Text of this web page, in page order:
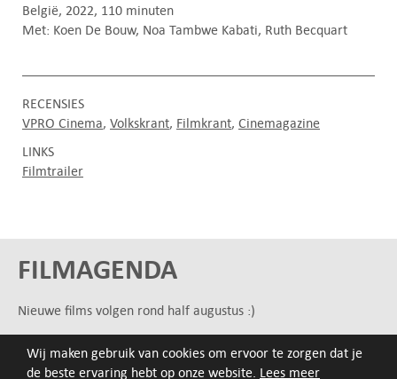
Wij maken gebruik van cookies om ervoor te zorgen dat je
de beste ervaring hebt op onze website. Lees meer
België, 2022, 110 minuten
Met: Koen De Bouw, Noa Tambwe Kabati, Ruth Becquart
RECENSIES
VPRO Cinema Volkskrant Filmkrant Cinemagazine
LINKS
Filmtrailer
FILMAGENDA
Nieuwe films volgen rond half augustus :)
ARCHIEF